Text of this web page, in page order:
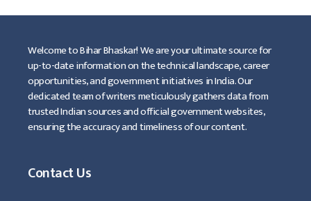
Welcome to Bihar Bhaskar! We are your ultimate source for
up-to-date information on the technical landscape, career
opportunities, and government initiatives in India. Our
dedicated team of writers meticulously gathers data from
trusted Indian sources and official government websites,
ensuring the accuracy and timeliness of our content.
Contact Us